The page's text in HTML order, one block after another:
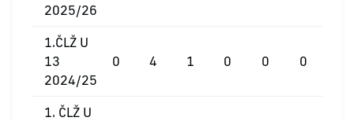
2025/26
1.ČLŽ U
13
2024/25
0 4 1 0 0 0
1. ČLŽ U